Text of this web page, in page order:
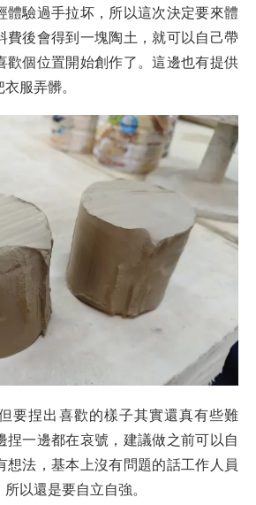
體驗過手拉坏，所以這次決定要來體
費後會得到一塊陶土，就可以自己帶
歡個位置開始創作了。這邊也有提供
服弄髒。
要捏出喜歡的樣子其實還真有些難
捏一邊都在哀號，建議做之前可以自
想法，基本上沒有問題的話工作人員
以還是要自立自強。